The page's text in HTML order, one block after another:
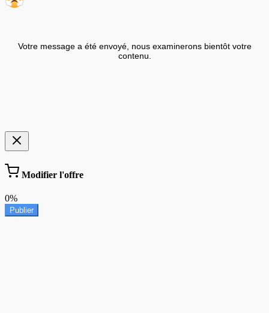
Votre message a été envoyé, nous examinerons bientôt votre
contenu.
Modifier l'offre
0%
Publier